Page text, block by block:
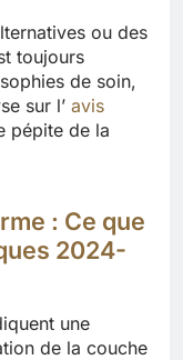
ou des
toujours
de soin,
sur l’ avis
pépite de la
: Ce que
2024-
une
de la couche